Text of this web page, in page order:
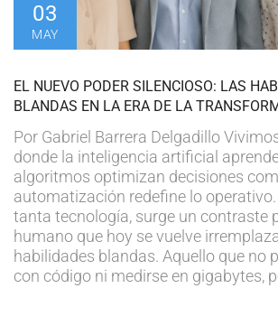
03
MAY
EL NUEVO PODER SILENCIOSO: LAS
BLANDAS EN LA ERA DE LA
Por Gabriel Barrera Delgadillo
donde la inteligencia artificial
algoritmos optimizan decisiones
automatización redefine lo
tanta tecnología, surge un contraste
humano que hoy se vuelve
habilidades blandas. Aquello que no
con código ni medirse en gigabytes,